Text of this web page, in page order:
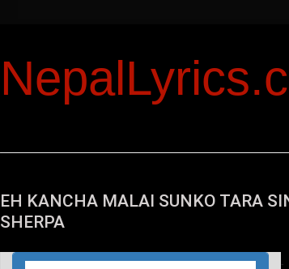
EH KANCHA MALAI SUNKO TARA
SHERPA